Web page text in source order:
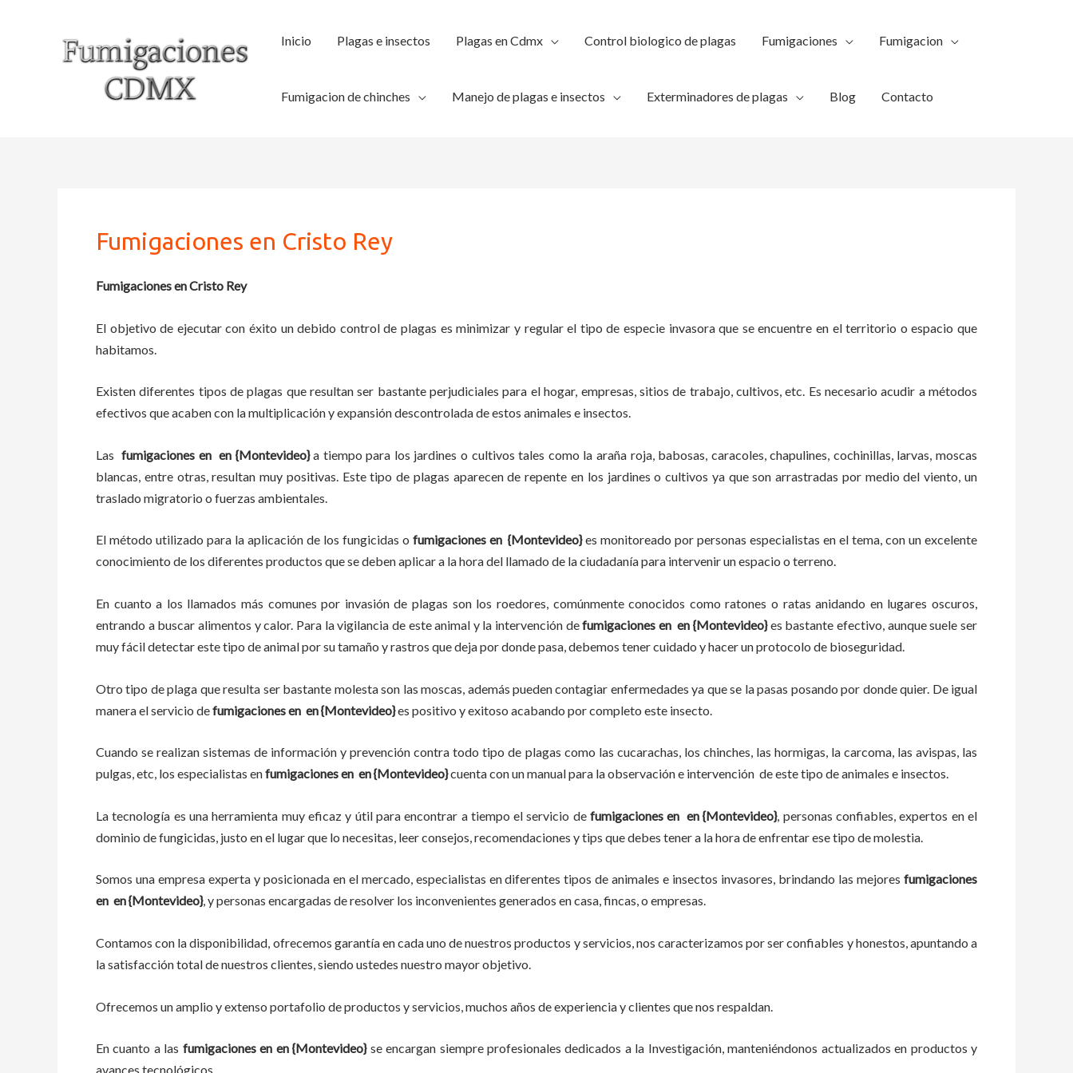
Inicio Plagas e insectos Plagas en Cdmx Control biologico de plagas Fumigaciones Fumigacion
Fumigacion de chinches Manejo de plagas e insectos Exterminadores de plagas Blog Contacto
Fumigaciones en Cristo Rey
Fumigaciones en Cristo Rey
El objetivo de ejecutar con éxito un debido control de plagas es minimizar y regular el tipo de especie invasora que se encuentre en el territorio o espacio que
habitamos.
Existen diferentes tipos de plagas que resultan ser bastante perjudiciales para el hogar, empresas, sitios de trabajo, cultivos, etc. Es necesario acudir a métodos
efectivos que acaben con la multiplicación y expansión descontrolada de estos animales e insectos.
Lasfumigaciones enen {Montevideo}a tiempopara los jardines o cultivos tales como la araña roja, babosas, caracoles, chapulines, cochinillas, larvas, moscas
blancas, entre otras, resultan muy positivas. Este tipo de plagas aparecen de repente en los jardines o cultivos ya que son arrastradas por medio del viento, un
traslado migratorio o fuerzas ambientales.
El método utilizado para la aplicación de los fungicidas o fumigaciones en{Montevideo}es monitoreado por personas especialistas en el tema, con un excelente
conocimiento de los diferentes productos que se deben aplicar a la hora del llamado de la ciudadanía para intervenir un espacio o terreno.
En cuanto a los llamados más comunes por invasión de plagas son los roedores, comúnmente conocidos como ratones o ratas anidando en lugares oscuros,
entrando a buscar alimentos y calor. Para la vigilancia de este animal y la intervención defumigaciones en en {Montevideo}es bastante efectivo, aunque suele ser
muy fácil detectar este tipo de animal por su tamaño y rastros que deja por donde pasa, debemos tener cuidado y hacer un protocolo de bioseguridad.
Otro tipo de plaga que resulta ser bastante molesta son las moscas, además pueden contagiar enfermedades ya que se la pasas posando por donde quier. De igual
manera el servicio defumigaciones en en {Montevideo}es positivo y exitoso acabando por completo este insecto.
Cuando se realizan sistemas de información y prevención contra todo tipo de plagas como las cucarachas, los chinches, las hormigas, la carcoma, las avispas, las
pulgas, etc, los especialistas enfumigaciones en en {Montevideo}cuenta con un manual para la observación e intervención de este tipo de animales e insectos.
La tecnología es una herramienta muy eficaz y útil para encontrar a tiempo el servicio defumigaciones en en {Montevideo}, personas confiables, expertos en el
dominio de fungicidas, justo en el lugar que lo necesitas, leer consejos, recomendaciones y tips que debes tener a la hora de enfrentar ese tipo de molestia.
Somos una empresa experta y posicionada en el mercado, especialistas en diferentes tipos de animales e insectos invasores, brindando las mejores fumigaciones
en en {Montevideo}, y personas encargadas de resolver los inconvenientes generados en casa, fincas, o empresas.
Contamos con la disponibilidad, ofrecemos garantía en cada uno de nuestros productos y servicios, nos caracterizamos por ser confiables y honestos, apuntando a
la satisfacción total de nuestros clientes, siendo ustedes nuestro mayor objetivo.
Ofrecemos un amplio y extenso portafolio de productos y servicios, muchos años de experiencia y clientes que nos respaldan.
En cuanto a las fumigaciones en en {Montevideo} se encargan siempre profesionales dedicados a la Investigación, manteniéndonos actualizados en productos y
avances tecnológicos.